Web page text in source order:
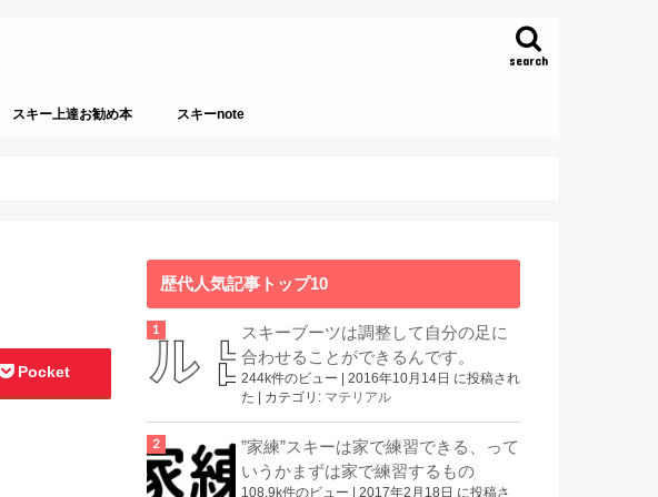
search
スキー上達お勧め本 スキーnote
Pocket
歴代人気記事トップ10
スキーブーツは調整して自分の足に
合わせることができるんです。
244k件のビュー
2016年10月14日 に投稿され
た
カテゴリ: マテリアル
”家練”スキーは家で練習できる、って
いうかまずは家で練習するもの
108.9k件のビュー 2017年2月18日 に投稿さ